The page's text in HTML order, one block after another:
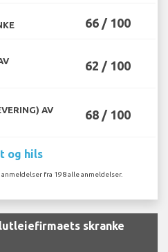
66 / 100
62 / 100
AV
68 / 100
og hils
fra 198 alle anmeldelser.
skranke